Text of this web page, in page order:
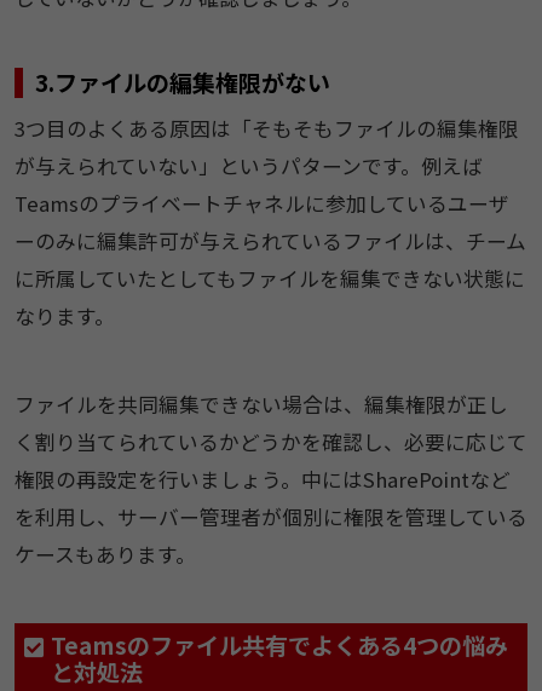
3.ファイルの編集権限がない
3つ目のよくある原因は「そもそもファイルの編集権限
が与えられていない」というパターンです。例えば
Teamsのプライベートチャネルに参加しているユーザ
ーのみに編集許可が与えられているファイルは、チーム
に所属していたとしてもファイルを編集できない状態に
なります。
ファイルを共同編集できない場合は、編集権限が正し
く割り当てられているかどうかを確認し、必要に応じて
権限の再設定を行いましょう。中にはSharePointなど
を利用し、サーバー管理者が個別に権限を管理している
ケースもあります。
Teamsのファイル共有でよくある4つの悩み
と対処法